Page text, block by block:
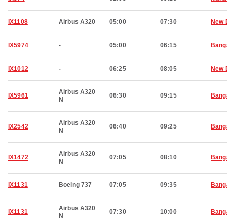
IX1108 Airbus A320 05:00 07:30 New
IX5974 - 05:00 06:15
IX1012 - 06:25 08:05 New
IX5961
Airbus A320
N
06:30 09:15
IX2542
Airbus A320
N
06:40 09:25
IX1472
Airbus A320
N
07:05 08:10
IX1131 Boeing 737 07:05 09:35
IX1131
Airbus A320
N
07:30 10:00